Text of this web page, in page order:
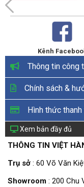
Kênh
Thông tin công
Chính sách &
Hình thức thanh
Xem bản đầy đủ
THÔNG TIN VIỆT
Trụ sở : 60 Võ Văn
Showroom : 200 Chu